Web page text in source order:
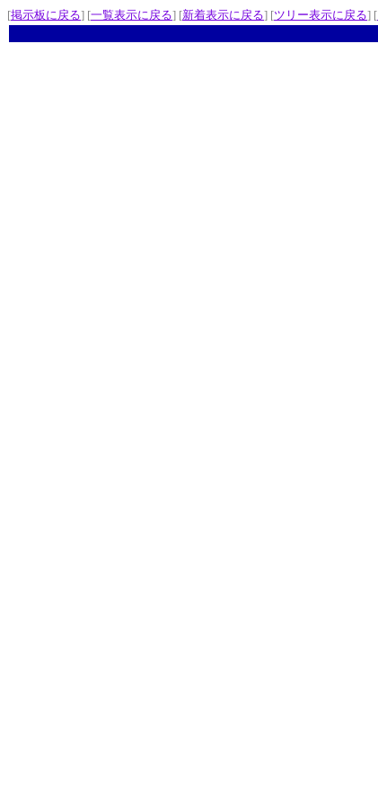
[掲示板に戻る] [一覧表示に戻る] [新着表示に戻る] [ツリー表示に戻る] [